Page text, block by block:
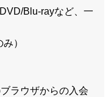
Blu-rayなど、一
）
ラウザからの入会